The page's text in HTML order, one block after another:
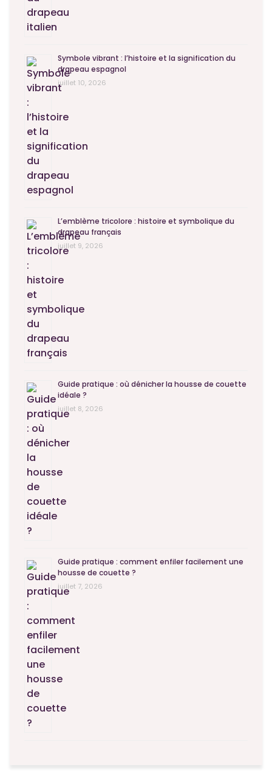
Symbole vibrant : l’histoire et la signification du
drapeau espagnol
juillet 10, 2026
L’emblème tricolore : histoire et symbolique du
drapeau français
juillet 9, 2026
Guide pratique : où dénicher la housse de couette
idéale ?
juillet 8, 2026
Guide pratique : comment enfiler facilement une
housse de couette ?
juillet 7, 2026